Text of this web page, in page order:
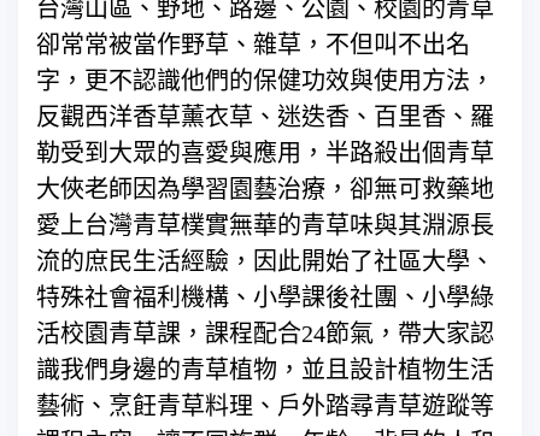
台灣山區、野地、路邊、公園、校園的青草
卻常常被當作野草、雜草，不但叫不出名
字，更不認識他們的保健功效與使用方法，
反觀西洋香草薰衣草、迷迭香、百里香、羅
勒受到大眾的喜愛與應用，半路殺出個青草
大俠老師因為學習園藝治療，卻無可救藥地
愛上台灣青草樸實無華的青草味與其淵源長
流的庶民生活經驗，因此開始了社區大學、
特殊社會福利機構、小學課後社團、小學綠
活校園青草課，課程配合24節氣，帶大家認
識我們身邊的青草植物，並且設計植物生活
藝術、烹飪青草料理、戶外踏尋青草遊蹤等